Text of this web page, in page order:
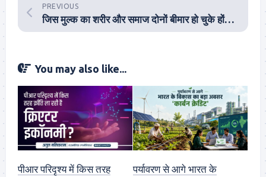
PREVIOUS
जिस मुल्क का शरीर और समाज दोनों बीमार हो चुके हों, आखिर वह देश कैसे तरक्की
You may also like...
पीआर परिदृश्य में किस तरह
पर्यावरण से आगे भारत के